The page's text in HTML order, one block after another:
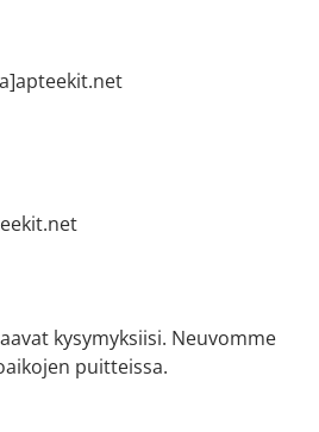
kysymyksiisi. Neuvomme
puitteissa.